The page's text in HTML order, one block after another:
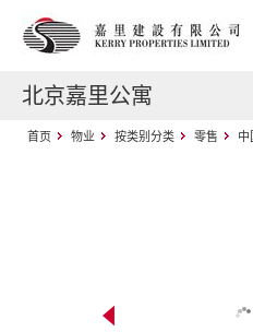
北京嘉里公寓
首页 物业 按类别分类 零售